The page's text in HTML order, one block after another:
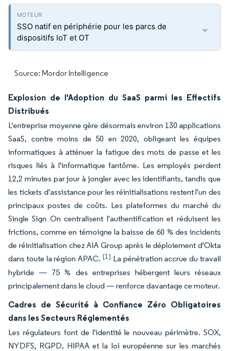
SSO natif en périphérie pour les parcs de
dispositifs IoT et OT
Source: Mordor Intelligence
Explosion de l'Adoption du SaaS parmi les Effectifs
Distribués
L'entreprise moyenne gère désormais environ 130 applications
SaaS, contre moins de 50 en 2020, obligeant les équipes
informatiques à atténuer la fatigue des mots de passe et les
risques liés à l'informatique fantôme. Les employés perdent
12,2 minutes par jour à jongler avec les identifiants, tandis que
les tickets d'assistance pour les réinitialisations restent l'un des
principaux postes de coûts. Les plateformes du marché du
Single Sign On centralisent l'authentification et réduisent les
frictions, comme en témoigne la baisse de 60 % des incidents
de réinitialisation chez AIA Group après le déploiement d'Okta
dans toute la région APAC. [1] La pénétration accrue du travail
hybride — 75 % des entreprises hébergent leurs réseaux
principalement dans le cloud — renforce davantage ce moteur.
Cadres de Sécurité à Confiance Zéro Obligatoires
dans les Secteurs Réglementés
Les régulateurs font de l'identité le nouveau périmètre. SOX,
NYDFS, RGPD, HIPAA et la loi européenne sur les marchés